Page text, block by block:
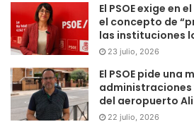
El PSOE exige en
el concepto de
las instituciones
23 julio, 2026
El PSOE pide una
administraciones
del aeropuerto
22 julio, 2026